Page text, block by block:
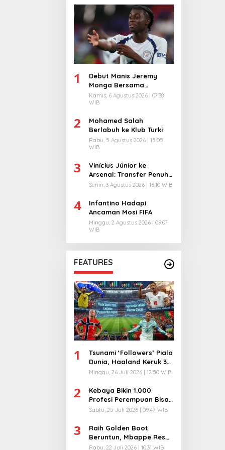
1
Debut Manis Jeremy
Monga Bersama
Manchester City
Kamis, 6 Agustus 2026 | 07:38
WIB
2
Mohamed Salah
Berlabuh ke Klub Turki
Rabu, 5 Agustus 2026 | 15:05
WIB
3
Vinícius Júnior ke
Arsenal: Transfer Penuh
Risiko
Senin, 3 Agustus 2026 | 16:10 WIB
4
Infantino Hadapi
Ancaman Mosi FIFA
Minggu, 2 Agustus 2026 | 09:07
WIB
FEATURES
1
Tsunami ‘Followers’ Piala
Dunia, Haaland Keruk 32
Juta, Kiper 40 Tahun
Minggu, 26 Juli 2026 | 12:50 WIB
2
Kebaya Bikin 1.000
Profesi Perempuan Bisa
Menyatu di Arena
Sabtu, 25 Juli 2026 | 09:47 WIB
3
Raih Golden Boot
Beruntun, Mbappe Resmi
Kunci Takhta Top Skor
Rabu, 22 Juli 2026 | 10:31 WIB